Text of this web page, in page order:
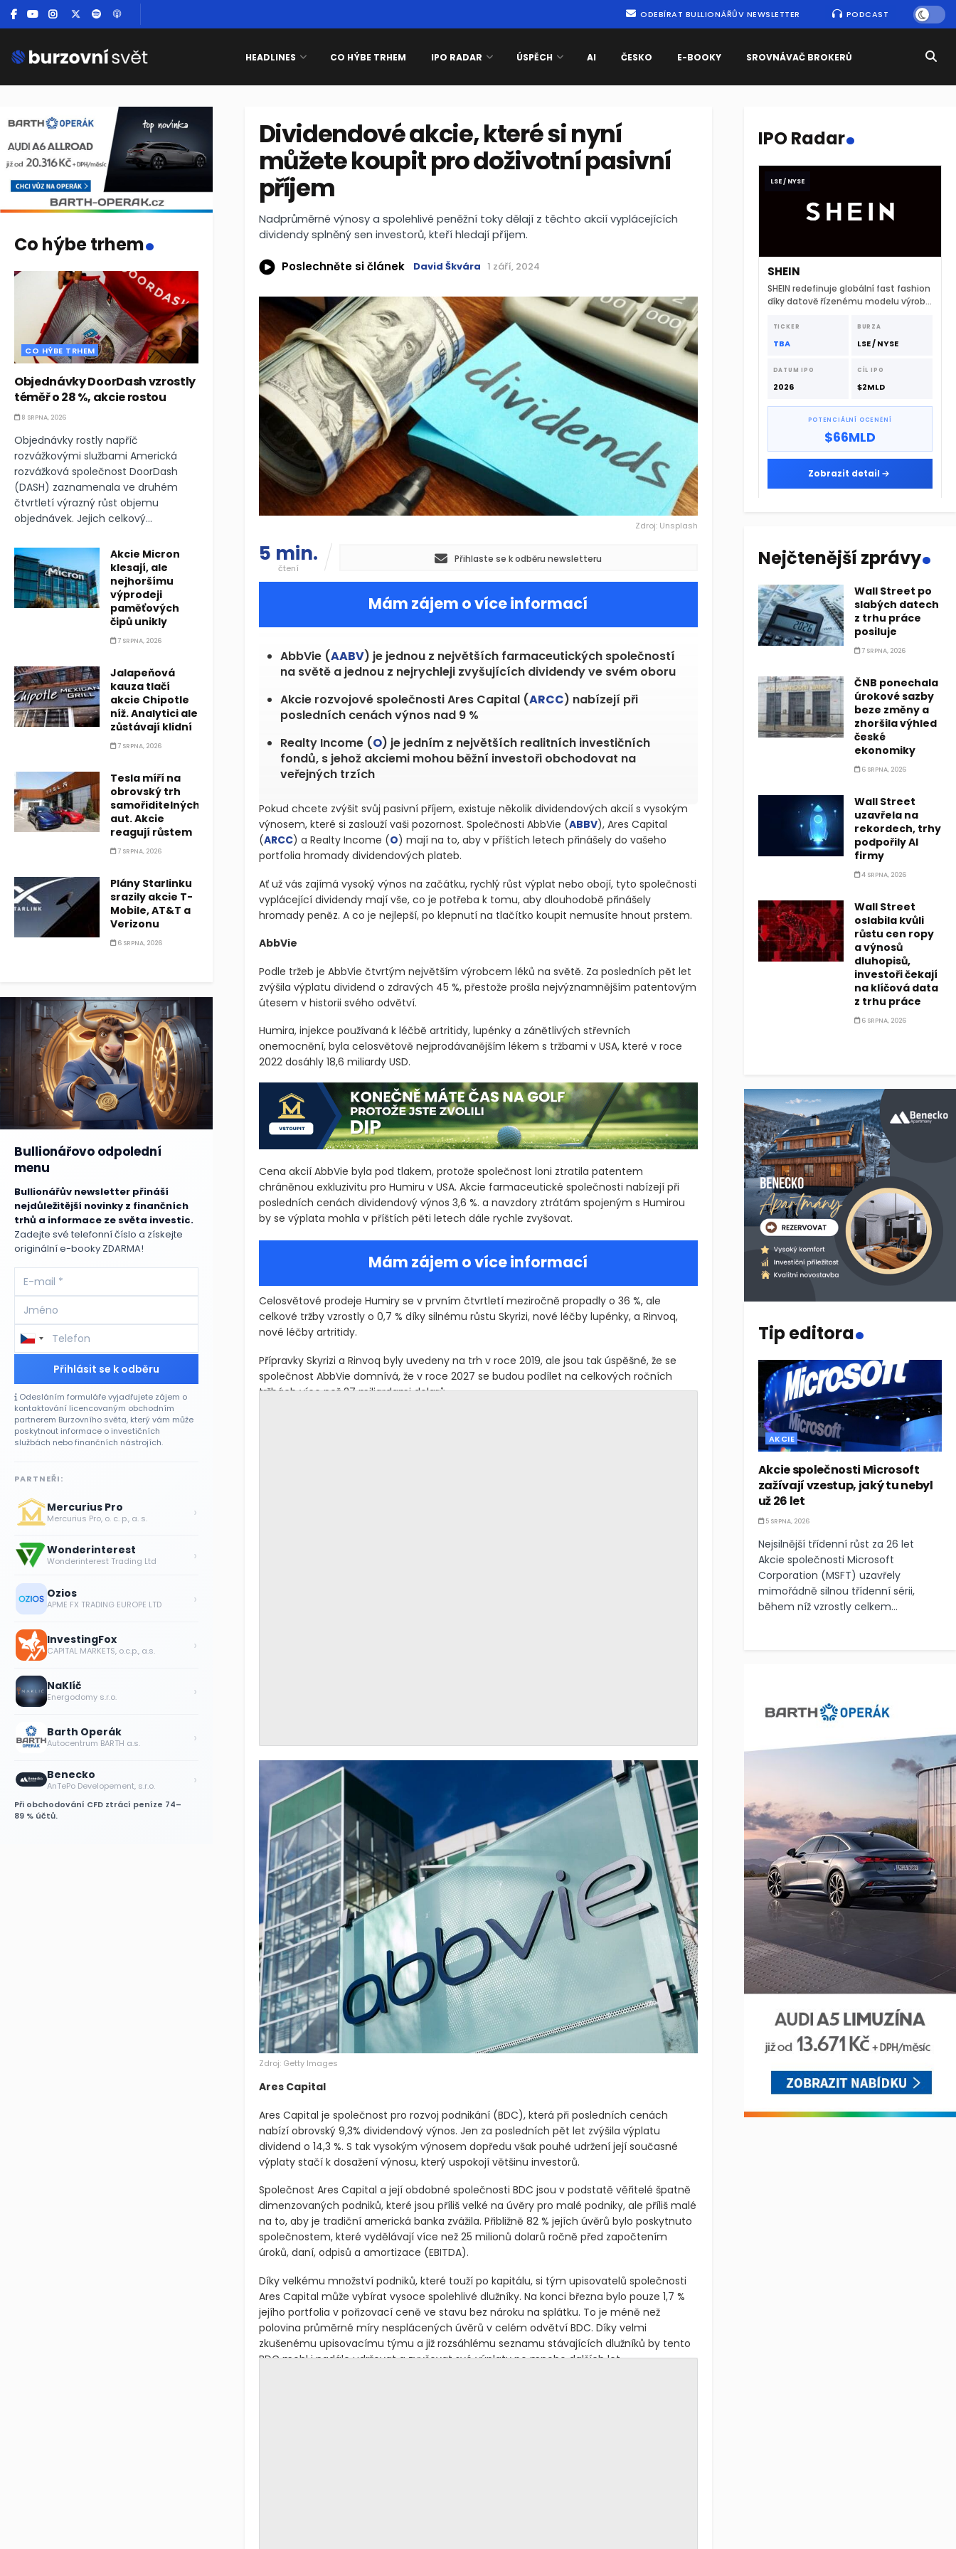
ODEBÍRAT BULLIONÁŘŮV NEWSLETTER PODCAST
HEADLINES CO HÝBE TRHEM IPO RADAR ÚSPĚCH AI ČESKO E-BOOKY SROVNÁVAČ BROKERŮ
Dividendové akcie, které si nyní
můžete koupit pro doživotní pasivní
příjem
Nadprůměrné výnosy a spolehlivé peněžní toky dělají z těchto akcií vyplácejících
dividendy splněný sen investorů, kteří hledají příjem.
Poslechněte si článek David Škvára 1 září, 2024
Zdroj: Unsplash
5 min.
čtení
Přihlaste se k odběru newsletteru
Mám zájem o více informací
AbbVie (AABV) je jednou z největších farmaceutických společností
na světě a jednou z nejrychleji zvyšujících dividendy ve svém oboru
Akcie rozvojové společnosti Ares Capital (ARCC) nabízejí při
posledních cenách výnos nad 9 %
Realty Income (O) je jedním z největších realitních investičních
fondů, s jehož akciemi mohou běžní investoři obchodovat na
veřejných trzích
Pokud chcete zvýšit svůj pasivní příjem, existuje několik dividendových akcií s vysokým
výnosem, které si zaslouží vaši pozornost. Společnosti AbbVie (ABBV), Ares Capital
(ARCC) a Realty Income (O) mají na to, aby v příštích letech přinášely do vašeho
portfolia hromady dividendových plateb.
Ať už vás zajímá vysoký výnos na začátku, rychlý růst výplat nebo obojí, tyto společnosti
vyplácející dividendy mají vše, co je potřeba k tomu, aby dlouhodobě přinášely
hromady peněz. A co je nejlepší, po klepnutí na tlačítko koupit nemusíte hnout prstem.
AbbVie
Podle tržeb je AbbVie čtvrtým největším výrobcem léků na světě. Za posledních pět let
zvýšila výplatu dividend o zdravých 45 %, přestože prošla nejvýznamnějším patentovým
útesem v historii svého odvětví.
Humira, injekce používaná k léčbě artritidy, lupénky a zánětlivých střevních
onemocnění, byla celosvětově nejprodávanějším lékem s tržbami v USA, které v roce
2022 dosáhly 18,6 miliardy USD.
Cena akcií AbbVie byla pod tlakem, protože společnost loni ztratila patentem
chráněnou exkluzivitu pro Humiru v USA. Akcie farmaceutické společnosti nabízejí při
posledních cenách dividendový výnos 3,6 %. a navzdory ztrátám spojeným s Humirou
by se výplata mohla v příštích pěti letech dále rychle zvyšovat.
Mám zájem o více informací
Celosvětové prodeje Humiry se v prvním čtvrtletí meziročně propadly o 36 %, ale
celkové tržby vzrostly o 0,7 % díky silnému růstu Skyrizi, nové léčby lupénky, a Rinvoq,
nové léčby artritidy.
Přípravky Skyrizi a Rinvoq byly uvedeny na trh v roce 2019, ale jsou tak úspěšné, že se
společnost AbbVie domnívá, že v roce 2027 se budou podílet na celkových ročních
tržbách více než 27 miliardami dolarů.
Zdroj: Getty Images
Ares Capital
Ares Capital je společnost pro rozvoj podnikání (BDC), která při posledních cenách
nabízí obrovský 9,3% dividendový výnos. Jen za posledních pět let zvýšila výplatu
dividend o 14,3 %. S tak vysokým výnosem dopředu však pouhé udržení její současné
výplaty stačí k dosažení výnosu, který uspokojí většinu investorů.
Společnost Ares Capital a její obdobné společnosti BDC jsou v podstatě věřitelé špatně
dimenzovaných podniků, které jsou příliš velké na úvěry pro malé podniky, ale příliš malé
na to, aby je tradiční americká banka zvážila. Přibližně 82 % jejích úvěrů bylo poskytnuto
společnostem, které vydělávají více než 25 milionů dolarů ročně před započtením
úroků, daní, odpisů a amortizace (EBITDA).
Díky velkému množství podniků, které touží po kapitálu, si tým upisovatelů společnosti
Ares Capital může vybírat vysoce spolehlivé dlužníky. Na konci března bylo pouze 1,7 %
jejího portfolia v pořizovací ceně ve stavu bez nároku na splátku. To je méně než
polovina průměrné míry nesplácených úvěrů v celém odvětví BDC. Díky velmi
zkušenému upisovacímu týmu a již rozsáhlému seznamu stávajících dlužníků by tento
BDC mohl i nadále udržovat a zvyšovat své výplaty po mnoho dalších let.
Co hýbe trhem.
CO HÝBE TRHEM
Objednávky DoorDash vzrostly
téměř o 28 %, akcie rostou
8 SRPNA, 2026
Objednávky rostly napříč
rozvážkovými službami Americká
rozvážková společnost DoorDash
(DASH) zaznamenala ve druhém
čtvrtletí výrazný růst objemu
objednávek. Jejich celkový...
Akcie Micron
klesají, ale
nejhoršímu
výprodeji
paměťových
čipů unikly
7 SRPNA, 2026
Jalapeňová
kauza tlačí
akcie Chipotle
níž. Analytici ale
zůstávají klidní
7 SRPNA, 2026
Tesla míří na
obrovský trh
samořiditelných
aut. Akcie
reagují růstem
7 SRPNA, 2026
Plány Starlinku
srazily akcie T-
Mobile, AT&T a
Verizonu
6 SRPNA, 2026
Bullionářovo odpolední
menu
Bullionářův newsletter přináší
nejdůležitější novinky z finančních
trhů a informace ze světa investic.
Zadejte své telefonní číslo a získejte
originální e-booky ZDARMA!
Přihlásit se k odběru
Odesláním formuláře vyjadřujete zájem o
kontaktování licencovaným obchodním
partnerem Burzovního světa, který vám může
poskytnout informace o investičních
službách nebo finančních nástrojích.
PARTNEŘI:
Mercurius Pro
Mercurius Pro, o. c. p., a. s. ›
Wonderinterest
Wonderinterest Trading Ltd ›
Ozios
APME FX TRADING EUROPE LTD ›
InvestingFox
CAPITAL MARKETS, o.c.p., a.s. ›
NaKlíč
Energodomy s.r.o. ›
Barth Operák
Autocentrum BARTH a.s. ›
Benecko
AnTePo Developement, s.r.o. ›
Při obchodování CFD ztrácí peníze 74–
89 % účtů.
IPO Radar.
LSE / NYSE
SHEIN
SHEIN redefinuje globální fast fashion
díky datově řízenému modelu výroby
dodavatelskému řetězci.
TICKER
TBA
BURZA
LSE / NYSE
DATUM IPO
2026
CÍL IPO
$2MLD
POTENCIÁLNÍ OCENĚNÍ
$66MLD
Zobrazit detail
Nejčtenější zprávy.
Wall Street po
slabých datech
z trhu práce
posiluje
7 SRPNA, 2026
ČNB ponechala
úrokové sazby
beze změny a
zhoršila výhled
české
ekonomiky
6 SRPNA, 2026
Wall Street
uzavřela na
rekordech, trhy
podpořily AI
firmy
4 SRPNA, 2026
Wall Street
oslabila kvůli
růstu cen ropy
a výnosů
dluhopisů,
investoři čekají
na klíčová data
z trhu práce
6 SRPNA, 2026
Tip editora.
AKCIE
Akcie společnosti Microsoft
zažívají vzestup, jaký tu nebyl
už 26 let
5 SRPNA, 2026
Nejsilnější třídenní růst za 26 let
Akcie společnosti Microsoft
Corporation (MSFT) uzavřely
mimořádně silnou třídenní sérii,
během níž vzrostly celkem...